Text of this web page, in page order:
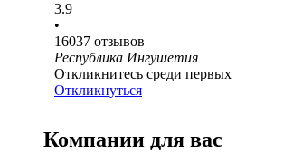
3.9
•
16037 отзывов
Республика Ингушетия
Откликнитесь среди первых
Откликнуться
Компании для вас